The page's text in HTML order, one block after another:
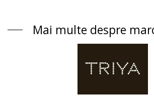
Compoziție
Compoziție: 84% Polyamide, 16% Elastane
Căptușeală: 88% Polyamide, 12% Elastane
Informaţii produs
Departamentul: Femei, Costume de baie
Mai multe despre